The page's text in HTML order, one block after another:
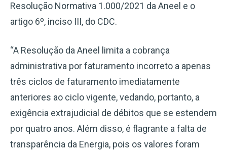
Resolução Normativa 1.000/2021 da Aneel e o
artigo 6º, inciso III, do CDC.
“A Resolução da Aneel limita a cobrança
administrativa por faturamento incorreto a apenas
três ciclos de faturamento imediatamente
anteriores ao ciclo vigente, vedando, portanto, a
exigência extrajudicial de débitos que se estendem
por quatro anos. Além disso, é flagrante a falta de
transparência da Energia, pois os valores foram